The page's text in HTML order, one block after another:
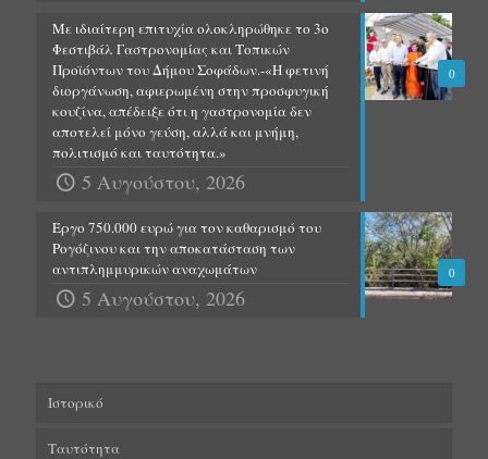
0
Με ιδιαίτερη επιτυχία ολοκληρώθηκε το 3ο
Φεστιβάλ Γαστρονομίας και Τοπικών
Προϊόντων του Δήμου Σοφάδων.-«Η φετινή
διοργάνωση, αφιερωμένη στην προσφυγική
κουζίνα, απέδειξε ότι η γαστρονομία δεν
αποτελεί μόνο γεύση, αλλά και μνήμη,
πολιτισμό και ταυτότητα.»
5 Αυγούστου, 2026
0
Έργο 750.000 ευρώ για τον καθαρισμό του
Ρογόζινου και την αποκατάσταση των
αντιπλημμυρικών αναχωμάτων
5 Αυγούστου, 2026
Ιστορικό
Ταυτότητα